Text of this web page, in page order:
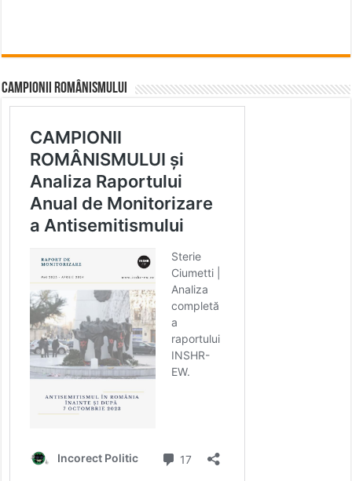
CAMPIONII ROMÂNISMULUI